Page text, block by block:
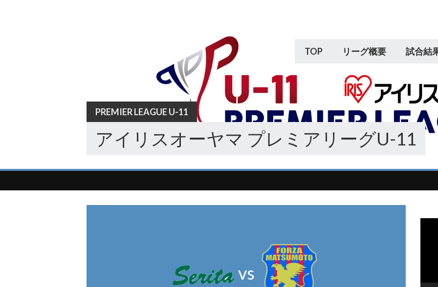
TOP リーグ概要 試合結
PREMIER LEAGUE U-11
アイリスオーヤマ プレミアリーグU-11
vs
ヤ